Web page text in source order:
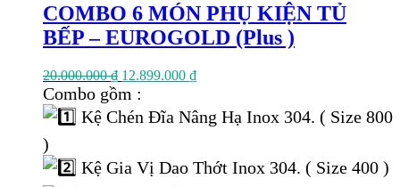
COMBO 6 MÓN PHỤ KIỆN TỦ
BẾP – EUROGOLD (Plus )
20.000.000₫ Giá
gốc
20.000.000 ₫.
12.899.000 ₫Giá
là:
Combo gồm :
Kệ Chén Đĩa Nâng Hạ Inox 304. ( Size 800
)
Kệ Gia Vị Dao Thớt Inox 304. ( Size 400 )